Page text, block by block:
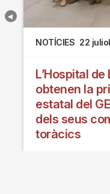
NOTÍCIES 22
L’Hospital de
obtenen la
estatal del
dels seus
toràcics